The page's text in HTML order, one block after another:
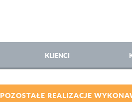
KLIENCI
POZOSTAŁE REALIZACJE